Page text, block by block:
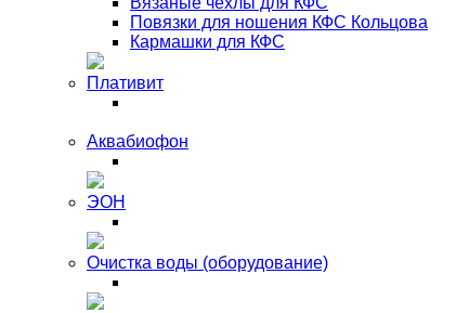
Повязки для ношения КФС Кольцова
Кармашки для КФС
Плативит
Аквабиофон
ЭОН
Очистка воды (оборудование)